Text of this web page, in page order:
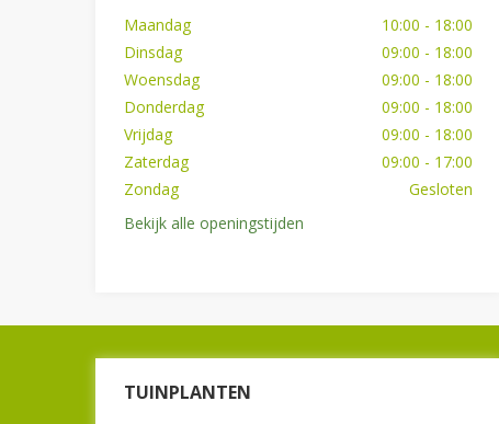
Maandag
10:00 - 18:00
Dinsdag
09:00 - 18:00
Woensdag
09:00 - 18:00
Donderdag
09:00 - 18:00
Vrijdag
09:00 - 18:00
Zaterdag
09:00 - 17:00
Zondag
Gesloten
Bekijk alle openingstijden
TUINPLANTEN